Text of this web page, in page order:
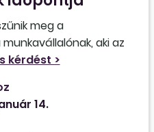
meg a
aki az
– 22 órától 6
november 21-én,
dolgozni? Helyes az
a biztosítási
14.